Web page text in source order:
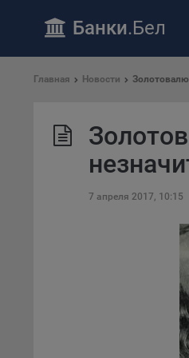
Банки.Бел
Главная Новости
7 апреля 2017, 10:15